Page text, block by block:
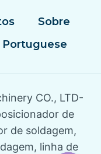
Sobre
Portuguese
CO., LTD-
de
de soldagem,
linha de